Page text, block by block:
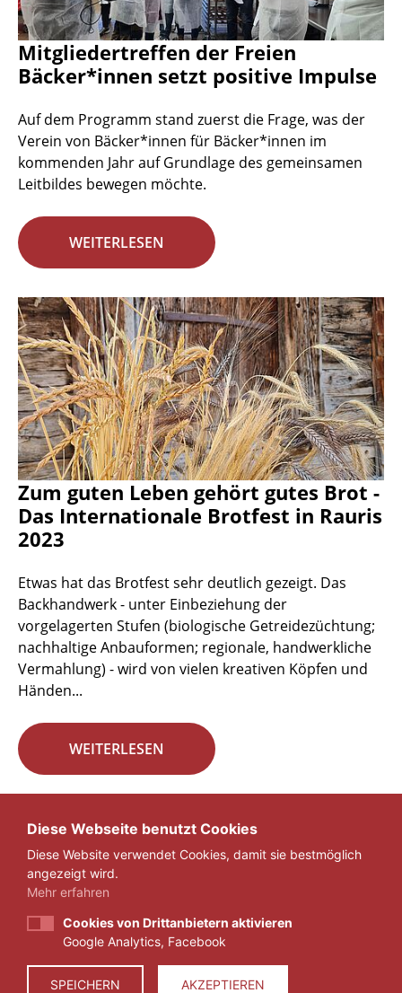
Mitgliedertreffen der Freien
Bäcker*innen setzt positive Impulse
Auf dem Programm stand zuerst die Frage, was der
Verein von Bäcker*innen für Bäcker*innen im
kommenden Jahr auf Grundlage des gemeinsamen
Leitbildes bewegen möchte.
WEITERLESEN
Zum guten Leben gehört gutes Brot -
Das Internationale Brotfest in Rauris
2023
Etwas hat das Brotfest sehr deutlich gezeigt. Das
Backhandwerk - unter Einbeziehung der
vorgelagerten Stufen (biologische Getreidezüchtung;
nachhaltige Anbauformen; regionale, handwerkliche
Vermahlung) - wird von vielen kreativen Köpfen und
Händen...
WEITERLESEN
« 1 ... 4 5 6 ... 29 »
IMPRESSUM
DATENSCHUTZ
Diese Webseite benutzt Cookies
Diese Website verwendet Cookies, damit sie bestmöglich
angezeigt wird.
Mehr erfahren
Cookies von Drittanbietern aktivieren
Google Analytics, Facebook
SPEICHERN AKZEPTIEREN